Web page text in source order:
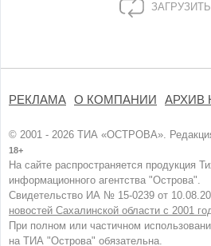
РЕКЛАМА О КОМПАНИИ АРХИВ
© 2001 - 2026 ТИА «ОСТРОВА».
18+
На сайте распространяется продукция
информационного агентства "Острова".
Свидетельство ИА № 15-0239 от
новостей Сахалинской области с 2001
При полном или частичном
на ТИА "Острова" обязательна.